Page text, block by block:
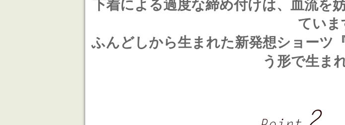
下着による過度な締め付けは、血流を
ていま
ふんどしから生まれた新発想ショーツ
う形で生ま